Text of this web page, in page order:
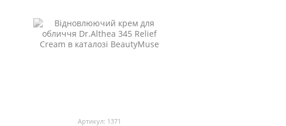
Артикул: 1371